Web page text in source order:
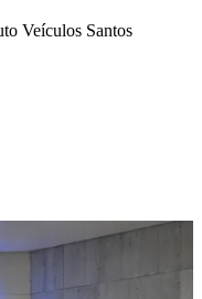
Veículos Santos